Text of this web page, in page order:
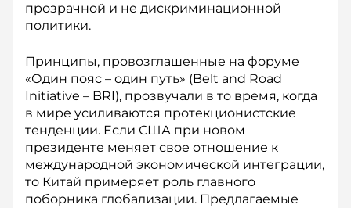
прозрачной и не дискриминационной
политики.
Принципы, провозглашенные на форуме
«Один пояс – один путь» (Belt and Road
Initiative – BRI), прозвучали в то время, когда
в мире усиливаются протекционистские
тенденции. Если США при новом
президенте меняет свое отношение к
международной экономической интеграции,
то Китай примеряет роль главного
поборника глобализации. Предлагаемые